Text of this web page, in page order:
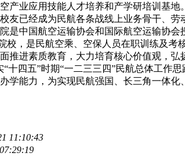
业应用技能人才培养和产学研培训基
已经成为民航各条战线上业务骨干、
中国航空运输协会和国际航空运输协
校，是民航空乘、空保人员在职训练及
进素质教育，大力培育核心价值观，
四五”时期“一二三三四”民航总体工作
能力，为实现民航强国、长三角一体
11:10:43